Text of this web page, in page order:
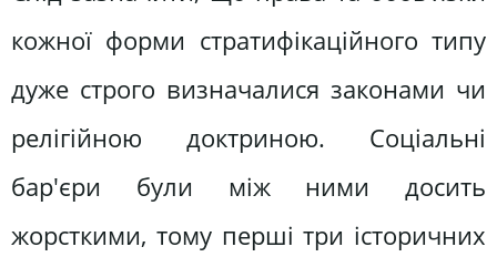
кожної форми стратифікаційного типу
дуже строго визначалися законами чи
релігійною доктриною. Соціальні
бар'єри були між ними досить
жорсткими, тому перші три історичних